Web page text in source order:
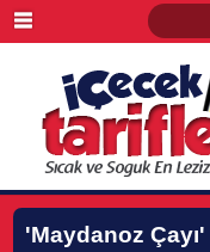
'Maydanoz Çayı'